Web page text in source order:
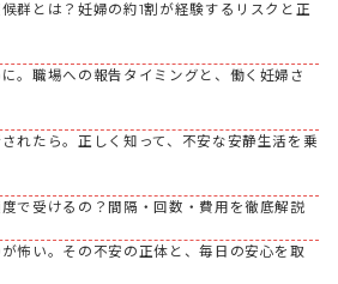
群とは？妊婦の約1割が経験するリスクと正
。職場への報告タイミングと、働く妊婦さ
れたら。正しく知って、不安な安静生活を乗
で受けるの？間隔・回数・費用を徹底解説
怖い。その不安の正体と、毎日の安心を取